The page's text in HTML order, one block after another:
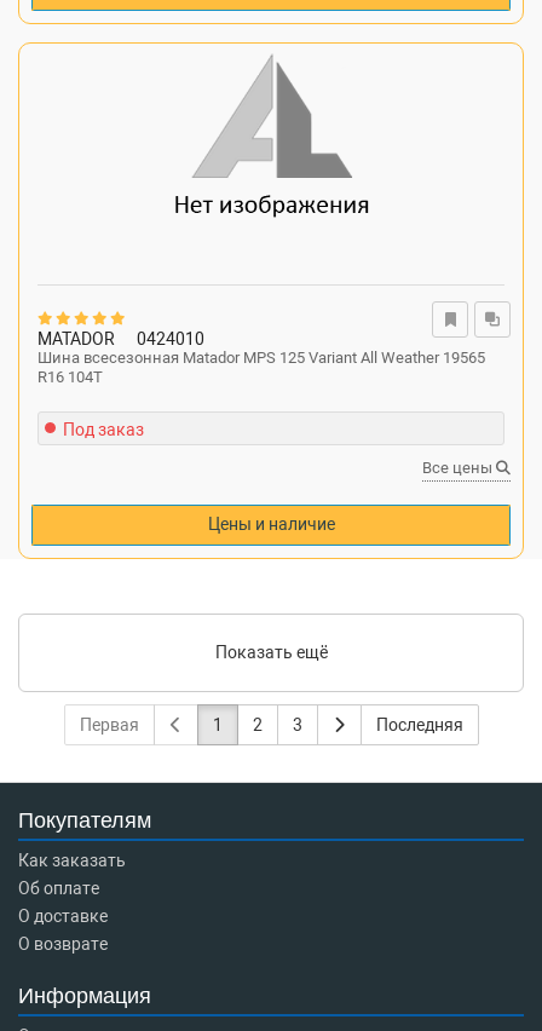
MATADOR 0424010
Шина всесезонная Matador MPS 125 Variant All Weather 19565
R16 104T
Под заказ
Все цены
Цены и наличие
Показать ещё
Первая 1 2 3 Последняя
Покупателям
Как заказать
Об оплате
О доставке
О возврате
Информация